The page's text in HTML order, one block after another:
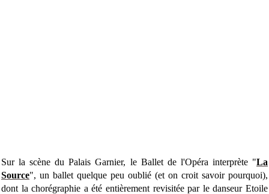
Sur la scène du Palais Garnier, le Ballet de l'Opéra interprète "La
Source", un ballet quelque peu oublié (et on croit savoir pourquoi),
dont la chorégraphie a été entièrement revisitée par le danseur Etoile